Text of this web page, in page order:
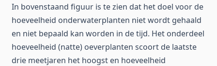
In bovenstaand figuur is te zien dat het doel voor de
hoeveelheid onderwaterplanten niet wordt gehaald
en niet bepaald kan worden in de tijd. Het onderdeel
hoeveelheid (natte) oeverplanten scoort de laatste
drie meetjaren het hoogst en hoeveelheid